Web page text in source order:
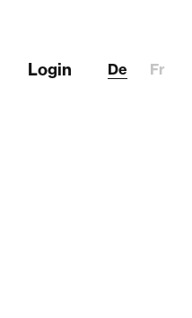
Login De Fr